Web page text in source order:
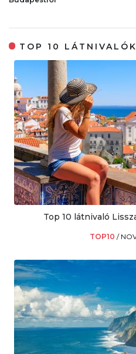
TOP 10 LÁTNIVALÓK
Top 10 látnivaló
TOP10 /